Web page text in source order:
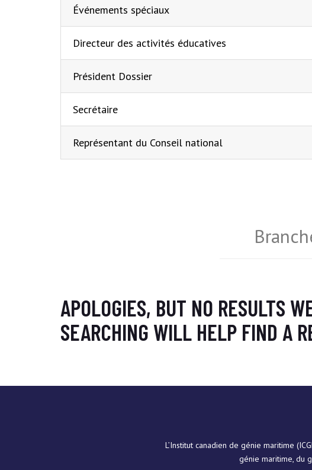
Événements spéciaux
Directeur des activités éducatives
Président Dossier
Secrétaire
Représentant du Conseil national
APOLOGIES, BUT NO RESULTS
SEARCHING WILL HELP FIND A
L’Institut canadien de génie maritime
génie maritime, du